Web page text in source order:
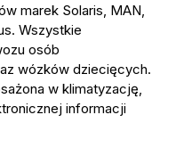
marek Solaris, MAN,
Wszystkie
osób
wózków dziecięcych.
w klimatyzację,
informacji